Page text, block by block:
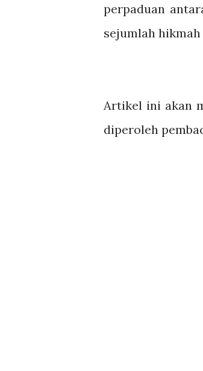
perpaduan
sejumlah
Artikel ini akan
diperoleh